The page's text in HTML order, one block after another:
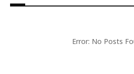
Error: No Posts